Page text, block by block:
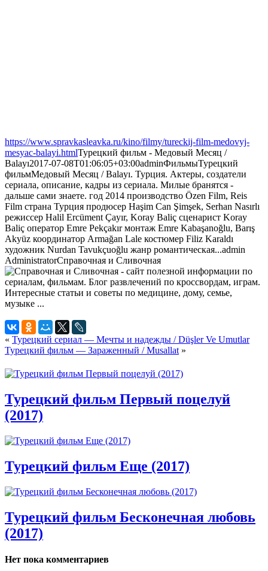
https://www.spravkasleavka.ru/kino/filmy/tureckij-film-medovyj-
mesyac-balayi.htmlТурецкий фильм - Медовый Месяц /
Balayı2017-07-08T01:06:05+03:00adminФильмыТурецкий
фильмМедовый Месяц / Balayı. Турция. Актеры, создатели
сериала, описание, кадры из сериала. Милые бранятся -
дальше сами знаете. год 2014 производство Özen Film, Reis
Film страна Турция продюсер Haşim Can Şimşek, Serhan Nasırlı
режиссер Halil Ercüment Çayır, Koray Baliç сценарист Koray
Baliç оператор Emre Pekçakır монтаж Emre Kabaşanoğlu, Barış
Akyüz координатор Armağan Lale костюмер Filiz Karaldı
художник Nurdan Tavukçuoğlu жанр романтическая...admin
AdministratorСправочная и Сливочная
« Турецкий сериал — Мечты и надежды / Düşler Ve Umutlar
Турецкий фильм — Зараженный / Musallat »
Турецкий фильм Первый поцелуй
(2017)
Турецкий фильм Еще (2017)
Турецкий фильм Бесконечная любовь
(2017)
Нет пока комментариев